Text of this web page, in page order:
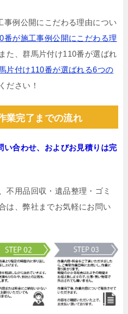
事例公開にこだわる理由につい
番が施工事例公開にこだわる理
た、群馬片付け110番が選ばれ
片付け110番が選ばれる6つの
ださい！
業完了までの流れ
い合わせ、およびお見積りは完
不用品回収・遺品整理・ゴミ
は、弊社までお気軽にお問い